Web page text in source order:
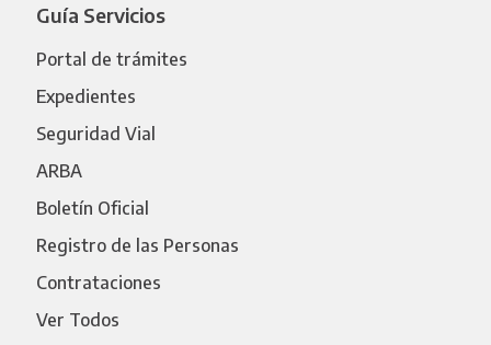
Guía Servicios
Portal de trámites
Expedientes
Seguridad Vial
ARBA
Boletín Oficial
Registro de las Personas
Contrataciones
Ver Todos